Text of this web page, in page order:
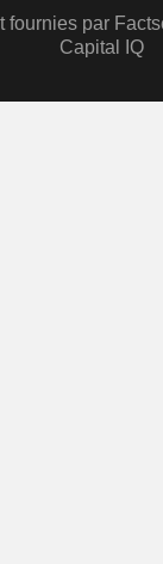
fournies par
Capital IQ